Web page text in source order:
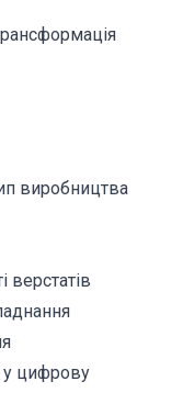
виробництва
верстатів
у цифрову